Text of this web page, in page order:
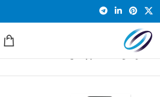
بیسیم پکس”